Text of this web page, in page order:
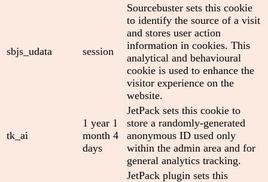
sbjs_udata session
Sourcebuster sets this cookie
to identify the source of a visit
and stores user action
information in cookies. This
analytical and behavioural
cookie is used to enhance the
visitor experience on the
website.
tk_ai
1 year 1
month 4
days
JetPack sets this cookie to
store a randomly-generated
anonymous ID used only
within the admin area and for
general analytics tracking.
JetPack plugin sets this